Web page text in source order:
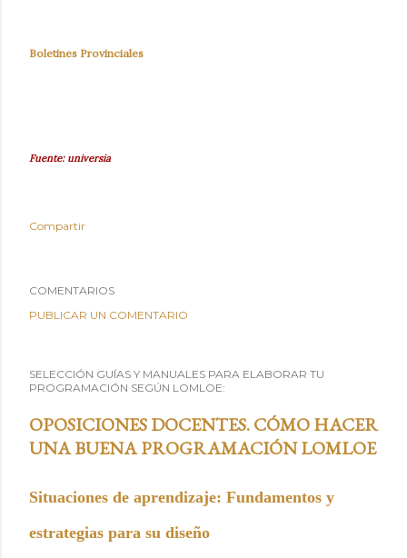
Boletines Provinciales
Fuente: universia
Compartir
COMENTARIOS
PUBLICAR UN COMENTARIO
SELECCIÓN GUÍAS Y MANUALES PARA ELABORAR TU
PROGRAMACIÓN SEGÚN LOMLOE:
OPOSICIONES DOCENTES. CÓMO HACER
UNA BUENA PROGRAMACIÓN LOMLOE
Situaciones de aprendizaje: Fundamentos y
estrategias para su diseño